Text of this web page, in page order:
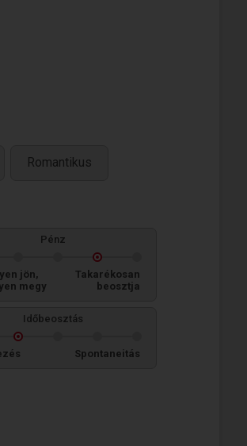
Romantikus
Pénz
jön,
megy
Takarékosan
beosztja
Időbeosztás
Spontaneitás